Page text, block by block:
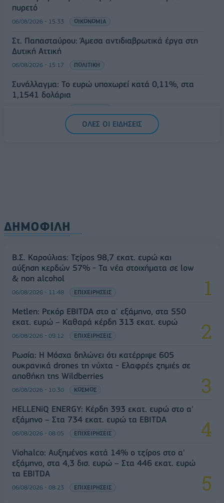
πυρετό
06/08/2026 - 15:33 ΟΙΚΟΝΟΜΙΑ
Στ. Παπασταύρου: Άμεσα αντιδιαβρωτικά έργα στη
Δυτική Αττική
06/08/2026 - 15:17 ΠΟΛΙΤΙΚΗ
Συνάλλαγμα: Το ευρώ υποχωρεί κατά 0,11%, στα
1,1541 δολάρια
ΟΛΕΣ ΟΙ ΕΙΔΗΣΕΙΣ
ΔΗΜΟΦΙΛΗ
Β.Σ. Καρούλιας: Τζίρος 98,7 εκατ. ευρώ και
αύξηση κερδών 57% - Τα νέα στοιχήματα σε low
& non alcohol
06/08/2026 - 11:48 ΕΠΙΧΕΙΡΗΣΕΙΣ
Metlen: Ρεκόρ EBITDA στο α' εξάμηνο, στα 550
εκατ. ευρώ – Καθαρά κέρδη 313 εκατ. ευρώ
06/08/2026 - 09:12 ΕΠΙΧΕΙΡΗΣΕΙΣ
Ρωσία: Η Μόσχα δηλώνει ότι κατέρριψε 605
ουκρανικά drones τη νύχτα - Ελαφρές ζημιές σε
αποθήκη της Wildberries
06/08/2026 - 10:30 ΚΟΣΜΟΣ
HELLENiQ ENERGY: Κέρδη 393 εκατ. ευρώ στο α'
εξάμηνο – Στα 734 εκατ. ευρώ τα EBITDA
06/08/2026 - 08:05 ΕΠΙΧΕΙΡΗΣΕΙΣ
Viohalco: Αυξημένος κατά 14% ο τζίρος στο α'
εξάμηνο, στα 4,3 δισ. ευρώ – Στα 446 εκατ. ευρώ
τα EBITDA
06/08/2026 - 08:23 ΕΠΙΧΕΙΡΗΣΕΙΣ